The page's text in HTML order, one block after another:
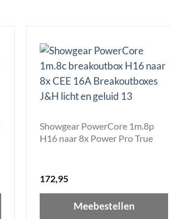
Showgear PowerCore 1m.8p
H16 naar 8x Power Pro True
172,95
Meebestellen